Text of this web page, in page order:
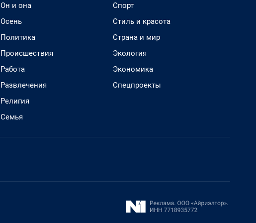
Он и она
Осень
Политика
Происшествия
Работа
Развлечения
Религия
Семья
Спорт
Стиль и красота
Страна и мир
Экология
Экономика
Спецпроекты